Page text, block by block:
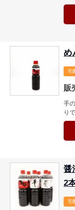
め
宅
販
手
り
醤
2
宅